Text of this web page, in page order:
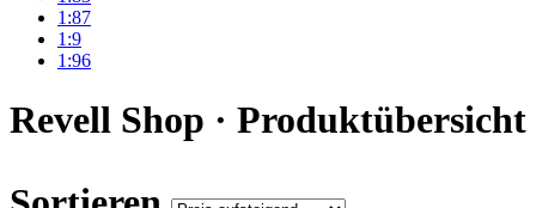
1:87
1:9
1:96
Revell Shop · Produktübersicht